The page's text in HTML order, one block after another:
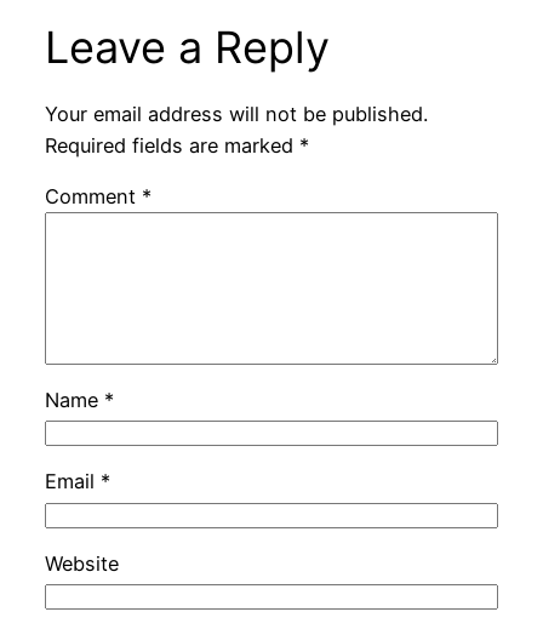
Leave a Reply
Your email address will not be published.
Required fields are marked *
Comment *
Name *
Email *
Website